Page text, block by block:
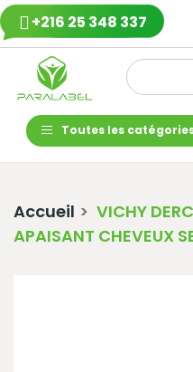
+216 25 348 337
Toutes les
Accueil
VICHY
APAISANT CHEVEUX